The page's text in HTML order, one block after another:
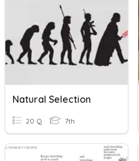
Natural Selection
20 Q 7th